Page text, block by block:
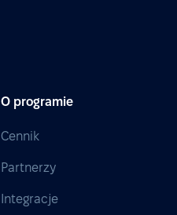
O programie
Cennik
Partnerzy
Integracje